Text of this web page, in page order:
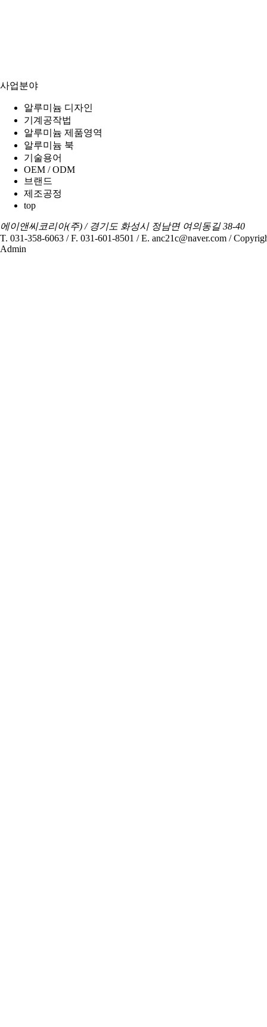
사업분야
알루미늄 디자인
기계공작법
알루미늄 제품영역
알루미늄 북
기술용어
OEM / ODM
브랜드
제조공정
top
에이앤씨코리아(주) / 경기도 화성시 정남면 여의동길 38-40
T. 031-358-6063 / F. 031-601-8501 / E. anc21c@naver.com /
Admin